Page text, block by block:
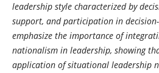
leadership style characterized by
support, and participation in
emphasize the importance of
nationalism in leadership, showing
application of situational leadership